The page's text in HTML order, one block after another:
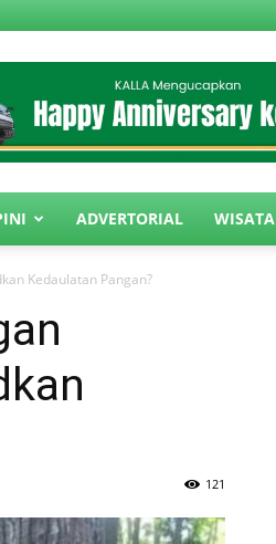
ADVERTORIAL WISATA
Kedaulatan Pangan?
121